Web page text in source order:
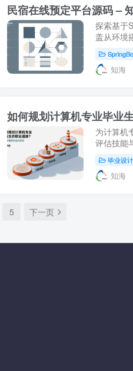
民宿在线预定平台源码 –
探索基于
盖从环境
文】
知海
如何规划计算机专业毕业
为计算机
评估技能
设计和论
毕业设
知海
5 下一页